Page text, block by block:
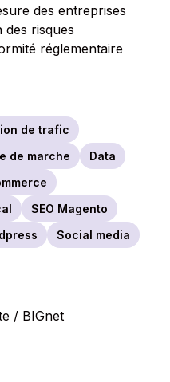
des entreprises
des risques
réglementaire
de trafic
de marche
Data
SEO Magento
Social media
/ BIGnet